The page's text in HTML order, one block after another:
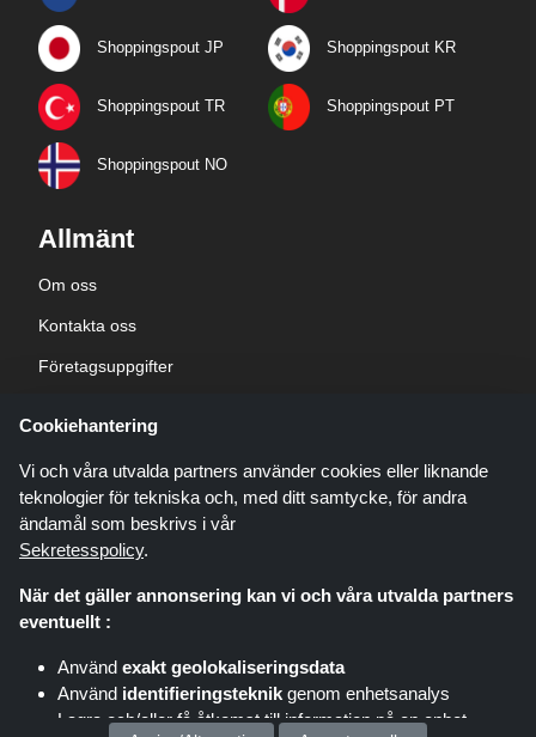
Shoppingspout JP Shoppingspout KR
Shoppingspout TR Shoppingspout PT
Shoppingspout NO
Allmänt
Om oss
Kontakta oss
Företagsuppgifter
Shoppingspout.com/se är en webbplats som presenterar erbjudanden,
personal är inte inblandade när du köper via dessa länkar,
Shoppingspout.com/se tjänar endast provision genom dessa
länkar/erbjudanden.
Cookiehantering
Vi och våra utvalda partners använder cookies eller liknande
teknologier för tekniska och, med ditt samtycke, för andra
ändamål som beskrivs i vår
Sekretesspolicy.
När det gäller annonsering kan vi och våra utvalda partners
eventuellt :
Använd exakt geolokaliseringsdata
Använd identifieringsteknik genom enhetsanalys
Lagra och/eller få åtkomst till information på en enhet